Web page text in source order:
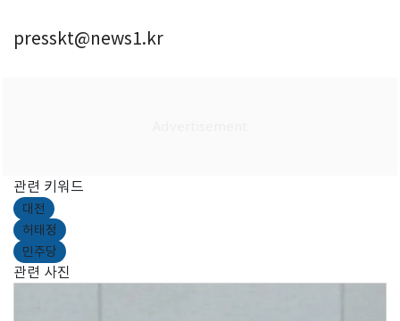
presskt@news1.kr
관련 키워드
대전
허태정
민주당
관련 사진